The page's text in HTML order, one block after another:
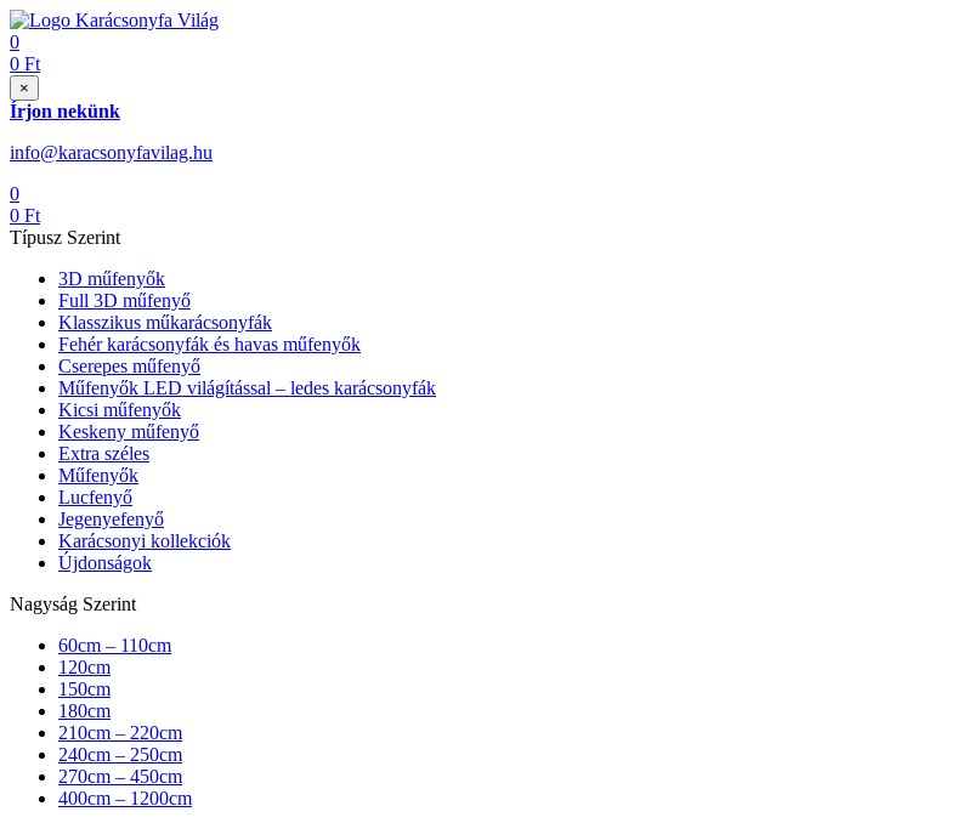
0
0 Ft
×
Írjon nekünk
info@karacsonyfavilag.hu
0
0 Ft
Típusz Szerint
3D műfenyők
Full 3D műfenyő
Klasszikus műkarácsonyfák
Fehér karácsonyfák és havas műfenyők
Cserepes műfenyő
Műfenyők LED világítással – ledes karácsonyfák
Kicsi műfenyők
Keskeny műfenyő
Extra széles
Műfenyők
Lucfenyő
Jegenyefenyő
Karácsonyi kollekciók
Újdonságok
Nagyság Szerint
60cm – 110cm
120cm
150cm
180cm
210cm – 220cm
240cm – 250cm
270cm – 450cm
400cm – 1200cm